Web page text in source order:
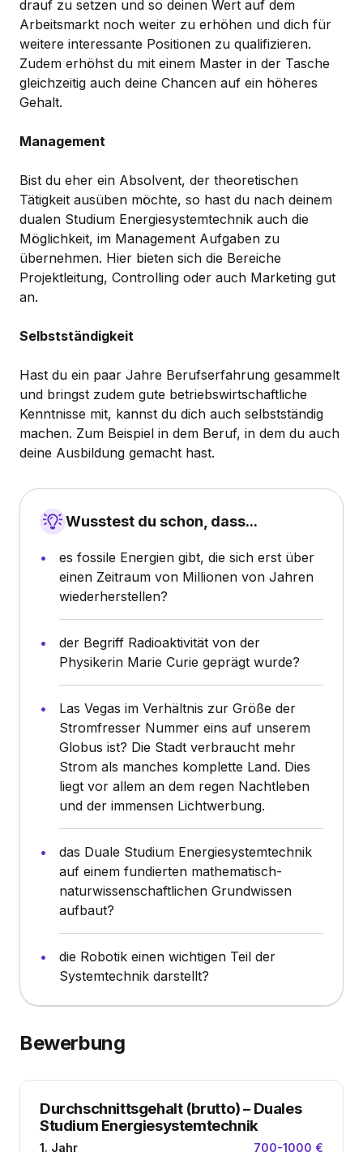
drauf zu setzen und so deinen Wert auf dem
Arbeitsmarkt noch weiter zu erhöhen und dich für
weitere interessante Positionen zu qualifizieren.
Zudem erhöhst du mit einem Master in der Tasche
gleichzeitig auch deine Chancen auf ein höheres
Gehalt.
Management
Bist du eher ein Absolvent, der theoretischen
Tätigkeit ausüben möchte, so hast du nach deinem
dualen Studium Energiesystemtechnik auch die
Möglichkeit, im Management Aufgaben zu
übernehmen. Hier bieten sich die Bereiche
Projektleitung, Controlling oder auch Marketing gut
an.
Selbstständigkeit
Hast du ein paar Jahre Berufserfahrung gesammelt
und bringst zudem gute betriebswirtschaftliche
Kenntnisse mit, kannst du dich auch selbstständig
machen. Zum Beispiel in dem Beruf, in dem du auch
deine Ausbildung gemacht hast.
Wusstest du schon, dass...
es fossile Energien gibt, die sich erst über
einen Zeitraum von Millionen von Jahren
wiederherstellen?
der Begriff Radioaktivität von der
Physikerin Marie Curie geprägt wurde?
Las Vegas im Verhältnis zur Größe der
Stromfresser Nummer eins auf unserem
Globus ist? Die Stadt verbraucht mehr
Strom als manches komplette Land. Dies
liegt vor allem an dem regen Nachtleben
und der immensen Lichtwerbung.
das Duale Studium Energiesystemtechnik
auf einem fundierten mathematisch-
naturwissenschaftlichen Grundwissen
aufbaut?
die Robotik einen wichtigen Teil der
Systemtechnik darstellt?
Bewerbung
Durchschnittsgehalt (brutto)– Duales
Studium Energiesystemtechnik
1. Jahr 700-1000 €